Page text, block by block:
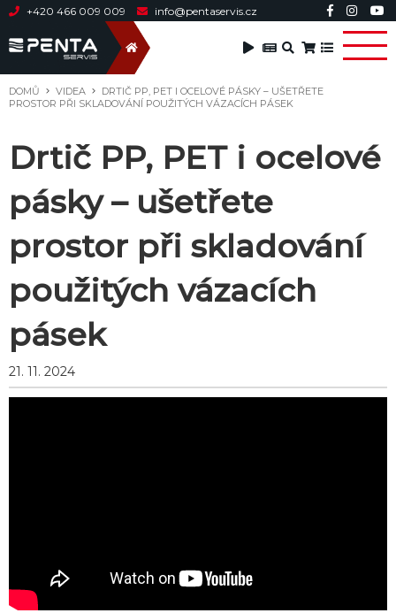
+420 466 009 009 info@pentaservis.cz
DOMŮ VIDEA
DRTIČ PP, PET I OCELOVÉ PÁSKY – UŠETŘETE
PROSTOR PŘI SKLADOVÁNÍ POUŽITÝCH VÁZACÍCH PÁSEK
Drtič PP, PET i ocelové
pásky – ušetřete
prostor při skladování
použitých vázacích
pásek
21. 11. 2024